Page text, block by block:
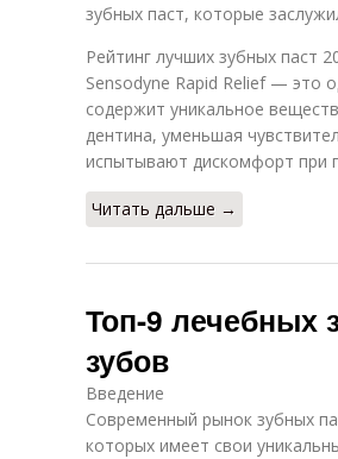
зубных паст, которые
Рейтинг лучших зубных паст
Sensodyne Rapid Relief — это
содержит уникальное
дентина, уменьшая
испытывают дискомфорт при
Читать дальше →
Топ-9 лечебных
зубов
Введение
Современный рынок зубных
которых имеет свои